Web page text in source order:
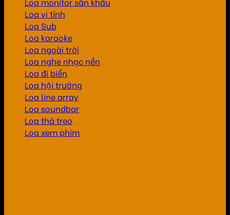
Loa vi tính
Loa Sub
Loa karaoke
Loa ngoài trời
Loa nghe nhạc nền
Loa đi biển
Loa hội trường
Loa line array
Loa soundbar
Loa thả treo
Loa xem phim